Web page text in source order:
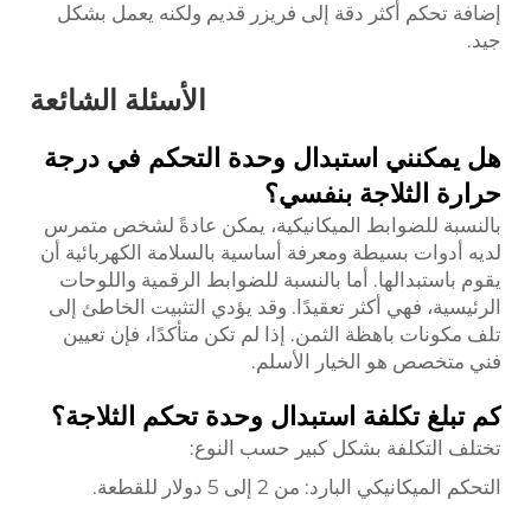
إضافة تحكم أكثر دقة إلى فريزر قديم ولكنه يعمل بشكل
جيد.
الأسئلة الشائعة
هل يمكنني استبدال وحدة التحكم في درجة
حرارة الثلاجة بنفسي؟
بالنسبة للضوابط الميكانيكية، يمكن عادةً لشخص متمرس
لديه أدوات بسيطة ومعرفة أساسية بالسلامة الكهربائية أن
يقوم باستبدالها. أما بالنسبة للضوابط الرقمية واللوحات
الرئيسية، فهي أكثر تعقيدًا. وقد يؤدي التثبيت الخاطئ إلى
تلف مكونات باهظة الثمن. إذا لم تكن متأكدًا، فإن تعيين
فني متخصص هو الخيار الأسلم.
كم تبلغ تكلفة استبدال وحدة تحكم الثلاجة؟
تختلف التكلفة بشكل كبير حسب النوع:
التحكم الميكانيكي البارد: من 2 إلى 5 دولار للقطعة.